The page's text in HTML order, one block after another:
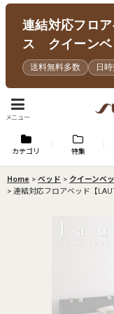
連結対応フロ
ス クイーンベ
送料無料多数 日
メニュー
カテゴリ 特集
Home > ベッド > クイーンベ
> 連結対応フロアベッド【